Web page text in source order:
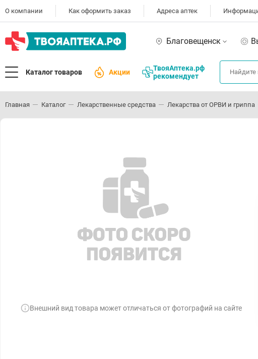
О компании Как оформить заказ Адреса аптек
Благовещенск
Каталог товаров Акции
ТвояАптека.рф
рекомендует
Главная Каталог Лекарственные средства Лекарства от ОРВИ и гриппа
Внешний вид товара может отличаться от фотографий на сайте